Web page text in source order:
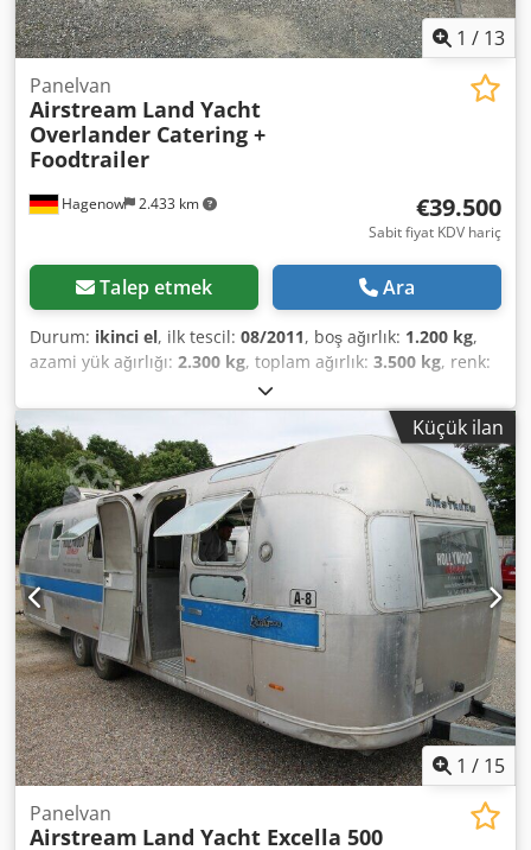
water tank, waste water tank, instantaneous water heater,
2x 140Ah 12V AfM batteries. Dcjdowzu H Uspfx Aidok 1 / 13
Hagenow 2.433 km
Panelvan
Airstream Land Yacht
Overlander Catering +
Foodtrailer
€39.500
Sabit fiyat KDV hariç
Talep etmek Ara
Durum: ikinci el, ilk tescil: 08/2011, boş ağırlık: 1.200 kg,
azami yük ağırlığı: 2.300 kg, toplam ağırlık: 3.500 kg, renk:
, süspansiyon:
uzunluk:8.350 mm, Thermo King refrigeration unit,
refrigeration unit with second evaporator, insulated, new
general and emissions inspection (HU/AU), vehicle length
8,350 mm, vehicle width 2,470 mm, vehicle height 2,720
mm. Airstream Land Yacht Overlander catering & food
trailer, kitchen conversion, serving hatch, work area, sink,
cabinets, shelves, hot water, waste water, combi steamer
with 220/400 volt connection, industrial dishwasher,
refrigerator, walk-in cold room/freezer compartment,
Thermo King cold room/freezer down to minus 20°C deep-
freeze function, power sockets throughout interior, various
windows, entrance door with fly screen, clearance lights,
roof hatches, fresh water tank, waste water tank,
instantaneous water heater, 2x 140Ah 12V AGM batteries.
Dcjdpewyfdzefx Aidek
Küçük ilan
1 / 15
Panelvan
Airstream Land Yacht Excella 500